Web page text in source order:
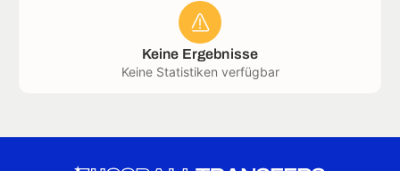
Keine Ergebnisse
Keine Statistiken verfügbar